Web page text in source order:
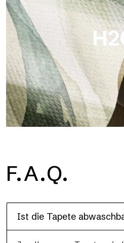
und satte Farben hervorheben.
H2O ist die wasserdichte
für Duschkabinen und feuchte
F.A.Q.
Ist die Tapete